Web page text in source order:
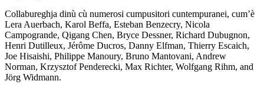
Collabureghja dinù cù numerosi cumpusitori cuntempuranei, cum’è
Lera Auerbach, Karol Beffa, Esteban Benzecry, Nicola
Campogrande, Qigang Chen, Bryce Dessner, Richard Dubugnon,
Henri Dutilleux, Jérôme Ducros, Danny Elfman, Thierry Escaich,
Joe Hisaishi, Philippe Manoury, Bruno Mantovani, Andrew
Norman, Krzysztof Penderecki, Max Richter, Wolfgang Rihm, and
Jörg Widmann.